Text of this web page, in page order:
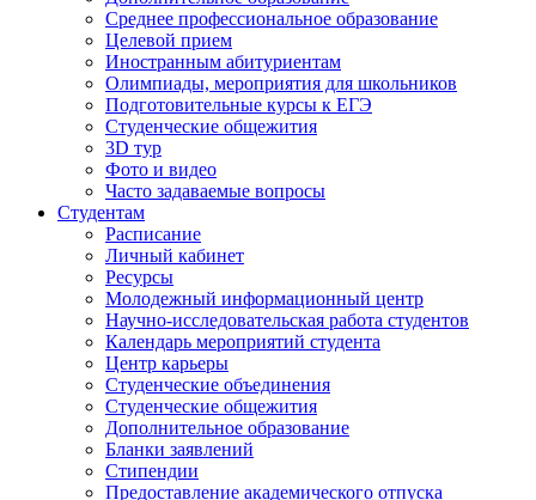
Среднее профессиональное образование
Целевой прием
Иностранным абитуриентам
Олимпиады, мероприятия для школьников
Подготовительные курсы к ЕГЭ
Студенческие общежития
3D тур
Фото и видео
Часто задаваемые вопросы
Студентам
Расписание
Личный кабинет
Ресурсы
Молодежный информационный центр
Научно-исследовательская работа студентов
Календарь мероприятий студента
Центр карьеры
Студенческие объединения
Студенческие общежития
Дополнительное образование
Бланки заявлений
Стипендии
Предоставление академического отпуска